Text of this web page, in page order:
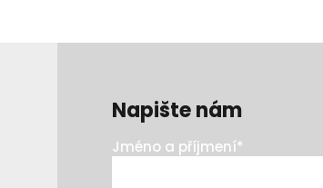
Napište nám
Jméno a příjmení*